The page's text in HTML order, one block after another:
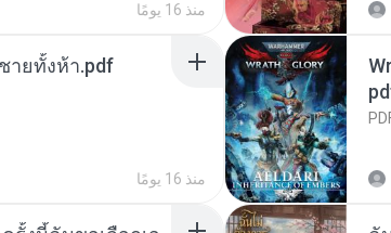
منذ 16 يومًا
ายทั้งห้า.pdf
منذ 16 يومًا